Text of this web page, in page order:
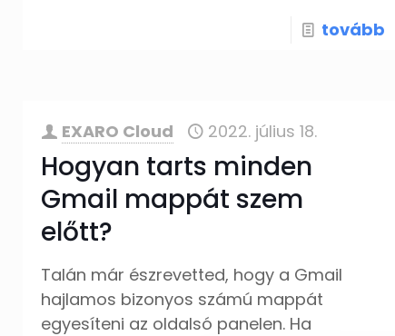
tovább
EXARO Cloud 2022. július 18.
Hogyan tarts minden
Gmail mappát szem
előtt?
Talán már észrevetted, hogy a Gmail
hajlamos bizonyos számú mappát
egyesíteni az oldalsó panelen. Ha